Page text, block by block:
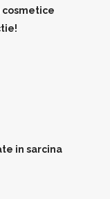
in sarcina